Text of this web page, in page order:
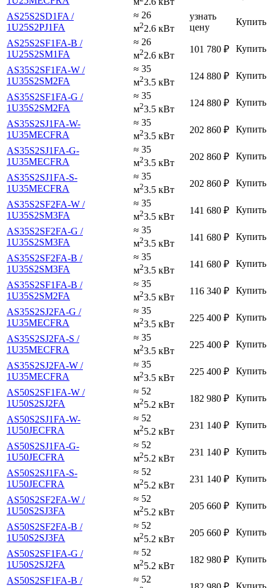
AS25S2SD1FA /
1U25S2PJ1FA
≈ 26
м22.6 кВт
узнать
цену
Купить
AS25S2SF1FA-B /
1U25S2SM1FA
≈ 26
м22.6 кВт
101 780 ₽ Купить
AS35S2SF1FA-W /
1U35S2SM2FA
≈ 35
м23.5 кВт
124 880 ₽ Купить
AS35S2SF1FA-G /
1U35S2SM2FA
≈ 35
м23.5 кВт
124 880 ₽ Купить
AS35S2SJ1FA-W-
1U35MECFRA
≈ 35
м23.5 кВт
202 860 ₽ Купить
AS35S2SJ1FA-G-
1U35MECFRA
≈ 35
м23.5 кВт
202 860 ₽ Купить
AS35S2SJ1FA-S-
1U35MECFRA
≈ 35
м23.5 кВт
202 860 ₽ Купить
AS35S2SF2FA-W /
1U35S2SM3FA
≈ 35
м23.5 кВт
141 680 ₽ Купить
AS35S2SF2FA-G /
1U35S2SM3FA
≈ 35
м23.5 кВт
141 680 ₽ Купить
AS35S2SF2FA-B /
1U35S2SM3FA
≈ 35
м23.5 кВт
141 680 ₽ Купить
AS35S2SF1FA-B /
1U35S2SM2FA
≈ 35
м23.5 кВт
116 340 ₽ Купить
AS35S2SJ2FA-G /
1U35MECFRA
≈ 35
м23.5 кВт
225 400 ₽ Купить
AS35S2SJ2FA-S /
1U35MECFRA
≈ 35
м23.5 кВт
225 400 ₽ Купить
AS35S2SJ2FA-W /
1U35MECFRA
≈ 35
м23.5 кВт
225 400 ₽ Купить
AS50S2SF1FA-W /
1U50S2SJ2FA
≈ 52
м25.2 кВт
182 980 ₽ Купить
AS50S2SJ1FA-W-
1U50JECFRA
≈ 52
м25.2 кВт
231 140 ₽ Купить
AS50S2SJ1FA-G-
1U50JECFRA
≈ 52
м25.2 кВт
231 140 ₽ Купить
AS50S2SJ1FA-S-
1U50JECFRA
≈ 52
м25.2 кВт
231 140 ₽ Купить
AS50S2SF2FA-W /
1U50S2SJ3FA
≈ 52
м25.2 кВт
205 660 ₽ Купить
AS50S2SF2FA-B /
1U50S2SJ3FA
≈ 52
м25.2 кВт
205 660 ₽ Купить
AS50S2SF1FA-G /
1U50S2SJ2FA
≈ 52
м25.2 кВт
182 980 ₽ Купить
AS50S2SF1FA-B /
≈ 52
Купить